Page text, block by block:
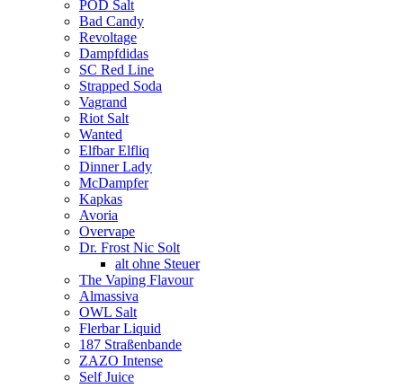
POD Salt
Bad Candy
Revoltage
Dampfdidas
SC Red Line
Strapped Soda
Vagrand
Riot Salt
Wanted
Elfbar Elfliq
Dinner Lady
McDampfer
Kapkas
Avoria
Overvape
Dr. Frost Nic Solt
alt ohne Steuer
The Vaping Flavour
Almassiva
OWL Salt
Flerbar Liquid
187 Straßenbande
ZAZO Intense
Self Juice